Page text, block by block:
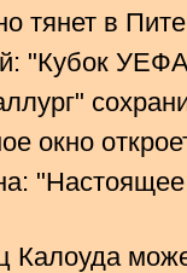
тянет в
"Кубок
окно
"Настоящее
Калоуда